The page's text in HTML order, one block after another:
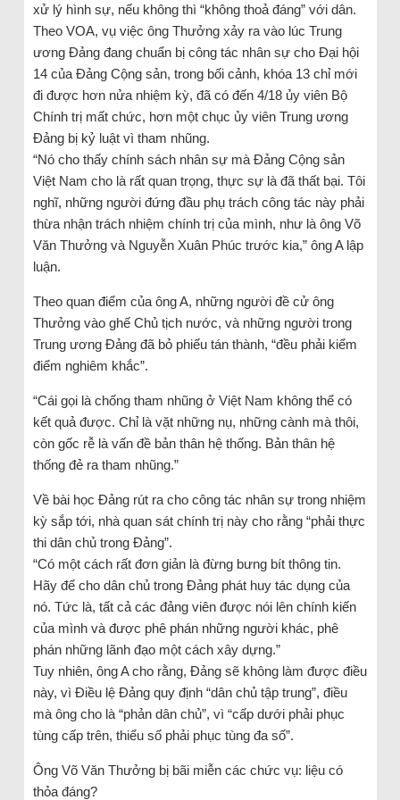
xử lý hình sự, nếu không thì “không thoả đáng” với dân.
Theo VOA, vụ việc ông Thưởng xảy ra vào lúc Trung
ương Đảng đang chuẩn bị công tác nhân sự cho Đại hội
14 của Đảng Cộng sản, trong bối cảnh, khóa 13 chỉ mới
đi được hơn nửa nhiệm kỳ, đã có đến 4/18 ủy viên Bộ
Chính trị mất chức, hơn một chục ủy viên Trung ương
Đảng bị kỷ luật vì tham nhũng.
“Nó cho thấy chính sách nhân sự mà Đảng Cộng sản
Việt Nam cho là rất quan trọng, thực sự là đã thất bại. Tôi
nghĩ, những người đứng đầu phụ trách công tác này phải
thừa nhận trách nhiệm chính trị của mình, như là ông Võ
Văn Thưởng và Nguyễn Xuân Phúc trước kia,” ông A lập
luận.
Theo quan điểm của ông A, những người đề cử ông
Thưởng vào ghế Chủ tịch nước, và những người trong
Trung ương Đảng đã bỏ phiếu tán thành, “đều phải kiểm
điểm nghiêm khắc”.
“Cái gọi là chống tham nhũng ở Việt Nam không thể có
kết quả được. Chỉ là vặt những nụ, những cành mà thôi,
còn gốc rễ là vấn đề bản thân hệ thống. Bản thân hệ
thống đẻ ra tham nhũng.”
Về bài học Đảng rút ra cho công tác nhân sự trong nhiệm
kỳ sắp tới, nhà quan sát chính trị này cho rằng “phải thực
thi dân chủ trong Đảng”.
“Có một cách rất đơn giản là đừng bưng bít thông tin.
Hãy để cho dân chủ trong Đảng phát huy tác dụng của
nó. Tức là, tất cả các đảng viên được nói lên chính kiến
của mình và được phê phán những người khác, phê
phán những lãnh đạo một cách xây dựng.”
Tuy nhiên, ông A cho rằng, Đảng sẽ không làm được điều
này, vì Điều lệ Đảng quy định “dân chủ tập trung”, điều
mà ông cho là “phản dân chủ”, vì “cấp dưới phải phục
tùng cấp trên, thiểu số phải phục tùng đa số”.
Ông Võ Văn Thưởng bị bãi miễn các chức vụ: liệu có
thỏa đáng?